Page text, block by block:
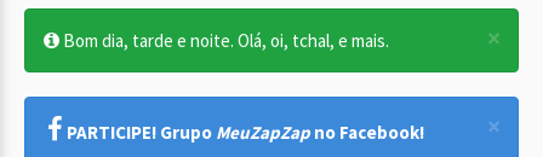
×
Bom dia, tarde e noite. Olá, oi, tchal, e mais.
×
PARTICIPE! Grupo MeuZapZap no Facebook!